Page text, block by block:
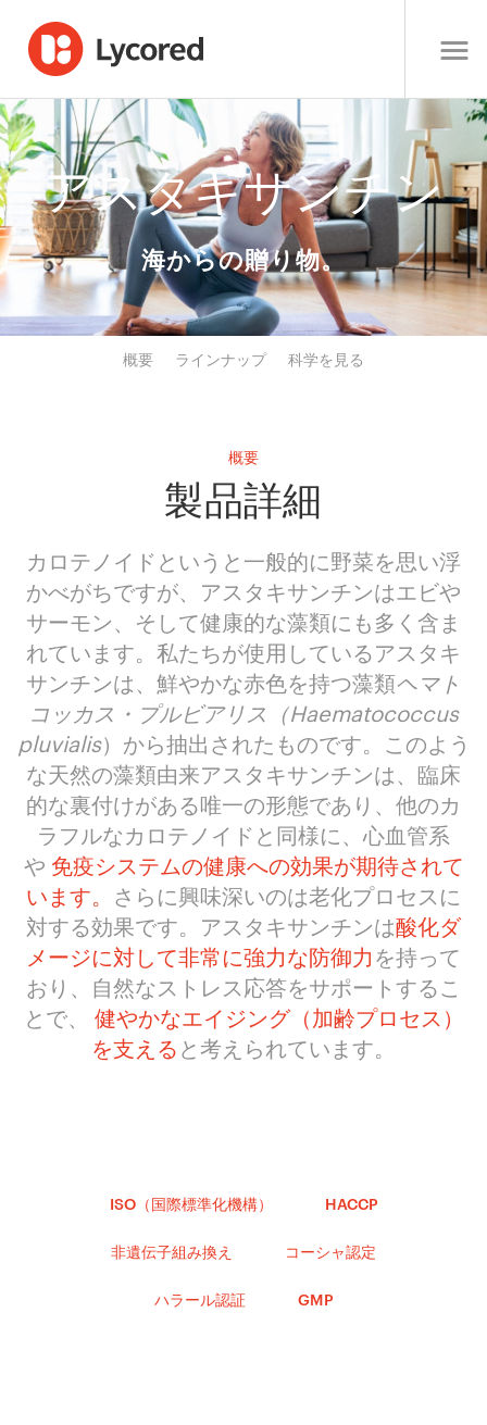
アスタキサンチン
海からの贈り物。
概要 ラインナップ 科学を見る
概要
製品詳細
カロテノイドというと一般的に野菜を思い浮
かべがちですが、アスタキサンチンはエビや
サーモン、そして健康的な藻類にも多く含ま
れています。私たちが使用しているアスタキ
サンチンは、鮮やかな赤色を持つ藻類ヘマト
コッカス・プルビアリス（Haematococcus
pluvialis）から抽出されたものです。このよう
な天然の藻類由来アスタキサンチンは、臨床
的な裏付けがある唯一の形態であり、他のカ
ラフルなカロテノイドと同様に、心血管系
や 免疫システムの健康への効果が期待されて
います。 さらに興味深いのは老化プロセスに
対する効果です。アスタキサンチンは酸化ダ
メージに対して非常に強力な防御力を持って
おり、自然なストレス応答をサポートするこ
とで、
健やかなエイジング（加齢プロセス）
を支えると考えられています。
ISO（国際標準化機構） HACCP
非遺伝子組み換え コーシャ認定
ハラール認証 GMP